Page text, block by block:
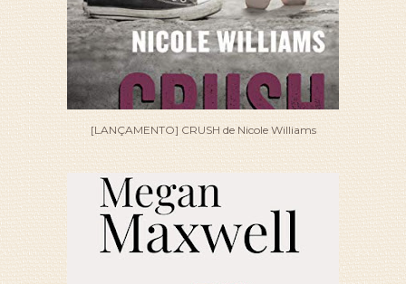
[LANÇAMENTO] CRUSH de Nicole Williams